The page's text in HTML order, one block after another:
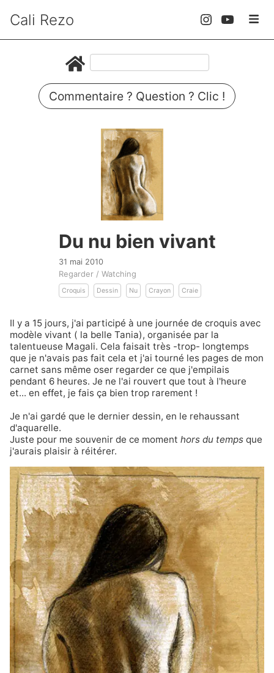
Cali Rezo
Commentaire ? Question ? Clic !
Du nu bien vivant
31 mai 2010
Regarder / Watching
Croquis Dessin Nu Crayon Craie
Il y a 15 jours, j'ai participé à une journée de croquis avec
modèle vivant ( la belle Tania), organisée par la
talentueuse Magali. Cela faisait très -trop- longtemps
que je n'avais pas fait cela et j'ai tourné les pages de mon
carnet sans même oser regarder ce que j'empilais
pendant 6 heures. Je ne l'ai rouvert que tout à l'heure
et... en effet, je fais ça bien trop rarement !
Je n'ai gardé que le dernier dessin, en le rehaussant
d'aquarelle.
Juste pour me souvenir de ce moment hors du temps que
j'aurais plaisir à réitérer.